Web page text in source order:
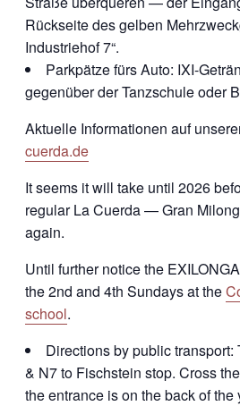
Rückseite des gelben
Industriehof 7“.
Parkpätze fürs Auto: IXI-
gegenüber der Tanzschule oder
Aktuelle Informationen auf
cuerda.de
It seems it will take until 2026
regular La Cuerda — Gran
again.
Until further notice the
the 2nd and 4th Sundays at the
school.
Directions by public transport:
& N7 to Fischstein stop. Cross
the entrance is on the back of